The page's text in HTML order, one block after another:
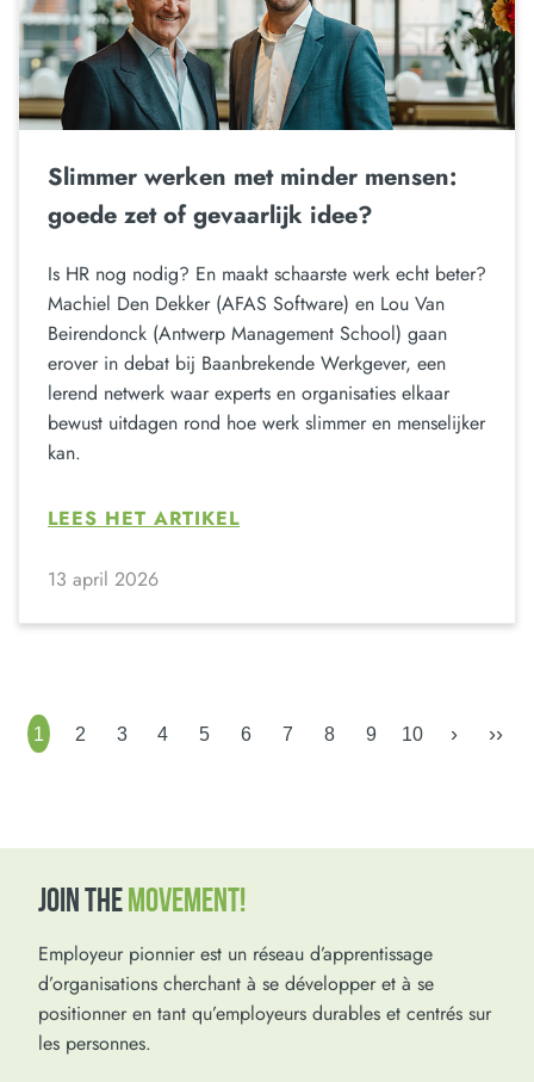
Slimmer werken met minder mensen:
goede zet of gevaarlijk idee?
Is HR nog nodig? En maakt schaarste werk echt beter?
Machiel Den Dekker (AFAS Software) en Lou Van
Beirendonck (Antwerp Management School) gaan
erover in debat bij Baanbrekende Werkgever, een
lerend netwerk waar experts en organisaties elkaar
bewust uitdagen rond hoe werk slimmer en menselijker
kan.
LEES HET ARTIKEL
13 april 2026
1 2 3 4 5 6 7 8 9 10 › ››
JOIN THEMOVEMENT!
Employeur pionnier est un réseau d’apprentissage
d’organisations cherchant à se développer et à se
positionner en tant qu’employeurs durables et centrés sur
les personnes.